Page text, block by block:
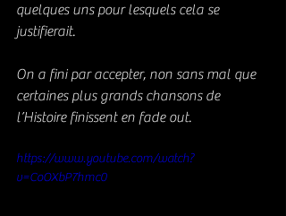
quelques uns pour lesquels cela se
justifierait.
On a fini par accepter, non sans mal que
certaines plus grands chansons de
l’Histoire finissent en fade out.
https://www.youtube.com/watch?
v=CoOXbP7hmc0